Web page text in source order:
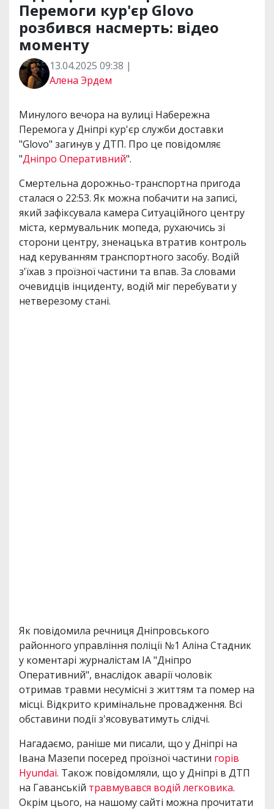
Перемоги кур'єр Glovo
розбився насмерть: відео
моменту
13.04.2025 09:38 |
Алена Эрдем
Минулого вечора на вулиці Набережна
Перемога у Дніпрі кур'єр служби доставки
"Glovo" загинув у ДТП. Про це повідомляє
"Дніпро Оперативний".
Смертельна дорожньо-транспортна пригода
сталася о 22:53. Як можна побачити на записі,
який зафіксувала камера Ситуаційного центру
міста, кермувальник мопеда, рухаючись зі
сторони центру, зненацька втратив контроль
над керуванням транспортного засобу. Водій
з'їхав з проїзної частини та впав. За словами
очевидців інциденту, водій міг перебувати у
нетверезому стані.
Як повідомила речниця Дніпровського
районного управління поліції №1 Аліна Стадник
у коментарі журналістам ІА "Дніпро
Оперативний", внаслідок аварії чоловік
отримав травми несумісні з життям та помер на
місці. Відкрито кримінальне провадження. Всі
обставини події з'ясовуватимуть слідчі.
Нагадаємо, раніше ми писали, що у Дніпрі на
Івана Мазепи посеред проїзної частини горів
Hyundai. Також повідомляли, що у Дніпрі в ДТП
на Гаванській травмувався водій легковика.
Окрім цього, на нашому сайті можна прочитати